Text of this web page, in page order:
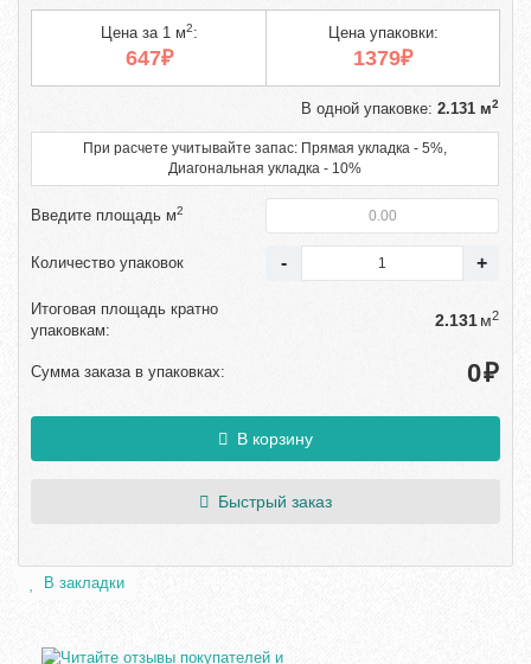
Цена за 1 м2:
647₽
Цена упаковки:
1379₽
В одной упаковке: 2.131 м2
При расчете учитывайте запас: Прямая укладка - 5%,
Диагональная укладка - 10%
Введите площадь м2
Количество упаковок
Итоговая площадь кратно
упаковкам:
м2
Сумма заказа в упаковках: ₽
В корзину
Быстрый заказ
В закладки